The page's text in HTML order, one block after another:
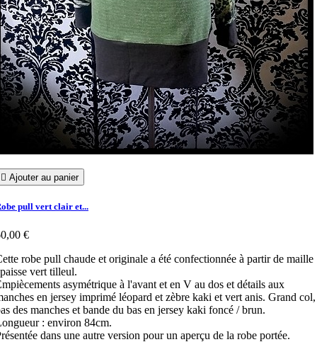
 Ajouter au panier
pull vert clair et...
€
robe pull chaude et originale a été confectionnée à partir de maille
vert tilleul.
asymétrique à l'avant et en V au dos et détails aux
en jersey imprimé léopard et zèbre kaki et vert anis. Grand col,
des manches et bande du bas en jersey kaki foncé / brun.
: environ 84cm.
dans une autre version pour un aperçu de la robe portée.